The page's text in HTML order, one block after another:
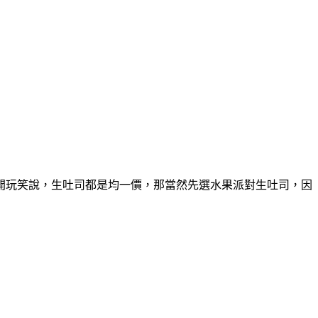
笑說，生吐司都是均一價，那當然先選水果派對生吐司，因